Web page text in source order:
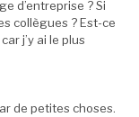
d’entreprise ? Si
collègues ? Est-ce
j’y ai le plus
de petites choses.